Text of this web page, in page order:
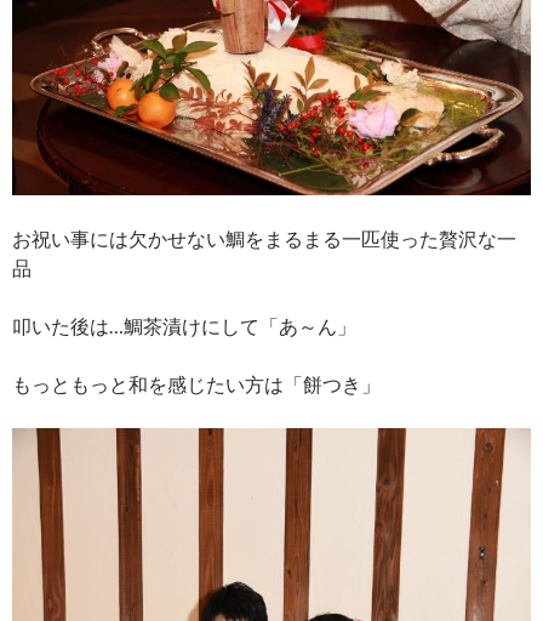
お祝い事には欠かせない鯛をまるまる一匹使った贅沢な一
品
叩いた後は…鯛茶漬けにして「あ～ん」
もっともっと和を感じたい方は「餅つき」